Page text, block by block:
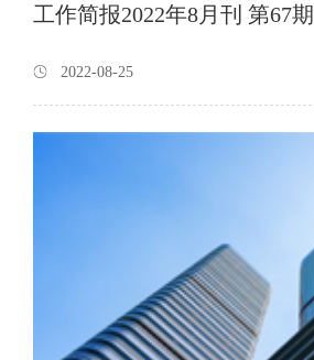
工作简报2022年8月刊 第67期
2022-08-25